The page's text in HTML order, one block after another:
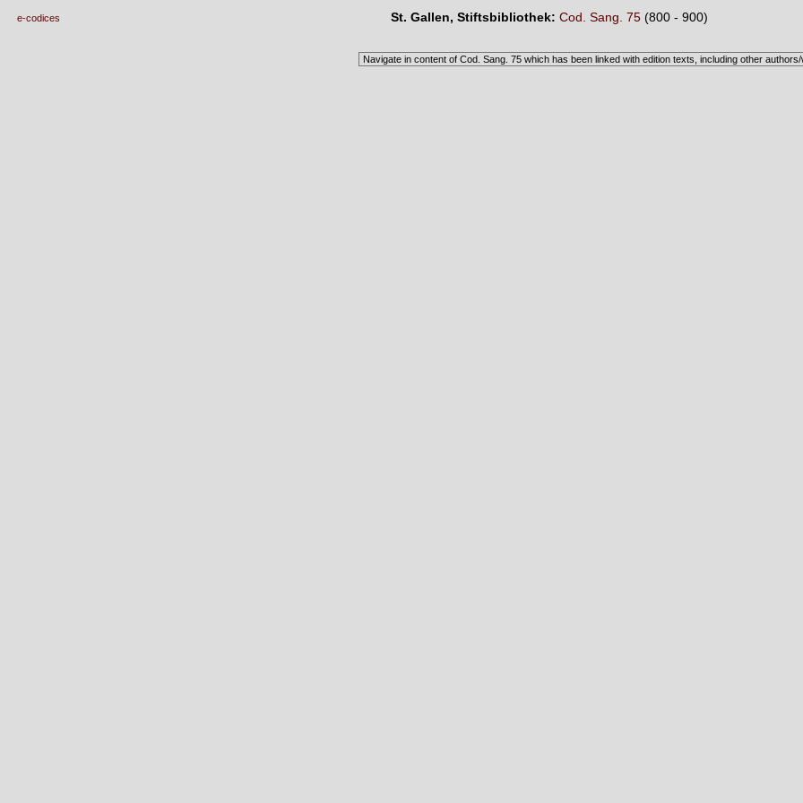
e-codices St. Gallen, Stiftsbibliothek: Cod. Sang. 75 (800 - 900)